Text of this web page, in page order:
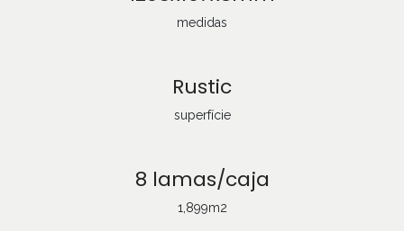
medidas
Rustic
superfície
8 lamas/caja
1,899m2